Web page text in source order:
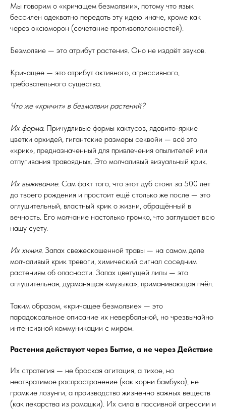
Мы говорим о «кричащем безмолвии», потому что язык
бессилен адекватно передать эту идею иначе, кроме как
через оксюморон (сочетание противоположностей).
Безмолвие — это атрибут растения. Оно не издаёт звуков.
Кричащее — это атрибут активного, агрессивного,
требовательного существа.
Что же «кричит» в безмолвии растений?
Их форма. Причудливые формы кактусов, ядовито-яркие
цветки орхидей, гигантские размеры секвойи — всё это
«крик», предназначенный для привлечения опылителей или
отпугивания травоядных. Это молчаливый визуальный крик.
Их выживание. Сам факт того, что этот дуб стоял за 500 лет
до твоего рождения и простоит ещё столько же после — это
оглушительный, властный крик о жизни, обращённый в
вечность. Его молчание настолько громко, что заглушает всю
нашу суету.
Их химия. Запах свежескошенной травы — на самом деле
молчаливый крик тревоги, химический сигнал соседним
растениям об опасности. Запах цветущей липы — это
оглушительная, дурманящая «музыка», приманивающая пчёл.
Таким образом, «кричащее безмолвие» — это
парадоксальное описание их невербальной, но чрезвычайно
интенсивной коммуникации с миром.
Растения действуют через Бытие, а не через Действие
Их стратегия — не броская агитация, а тихое, но
неотвратимое распространение (как корни бамбука), не
громкие лозунги, а производство жизненно важных веществ
(как лекарства из ромашки). Их сила в пассивной агрессии и